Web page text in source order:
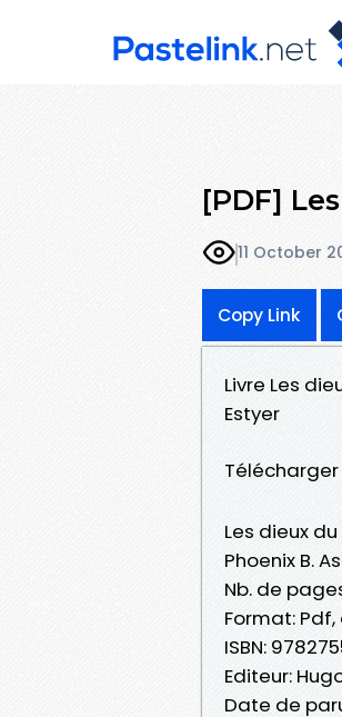
[PDF]
11 October
Copy Link
Livre Les
Estyer
Les dieux
Phoenix B.
Nb. de
Format: Pdf,
ISBN:
Editeur:
Date de